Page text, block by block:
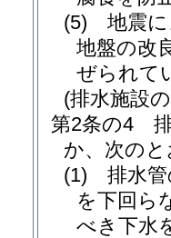
(5)
地震
地盤の改
ぜられて
(排水施設
第2条の4
か、次の
(1)
排水
を下回ら
べき下水